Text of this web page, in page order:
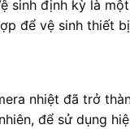
sinh định kỳ là
để vệ sinh thiết
nhiệt đã trở
để sử dụng